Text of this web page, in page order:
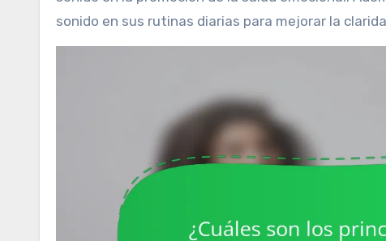
sonido en sus rutinas diarias para mejorar la